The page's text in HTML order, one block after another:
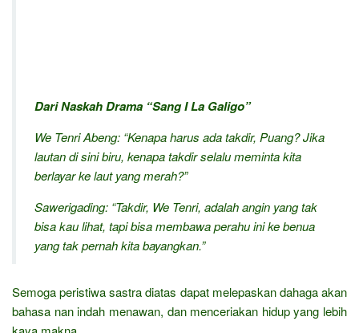
Dari Naskah Drama “Sang I La Galigo”
We Tenri Abeng: “Kenapa harus ada takdir, Puang? Jika
lautan di sini biru, kenapa takdir selalu meminta kita
berlayar ke laut yang merah?”
Sawerigading: “Takdir, We Tenri, adalah angin yang tak
bisa kau lihat, tapi bisa membawa perahu ini ke benua
yang tak pernah kita bayangkan.”
Semoga peristiwa sastra diatas dapat melepaskan dahaga akan
bahasa nan indah menawan, dan menceriakan hidup yang lebih